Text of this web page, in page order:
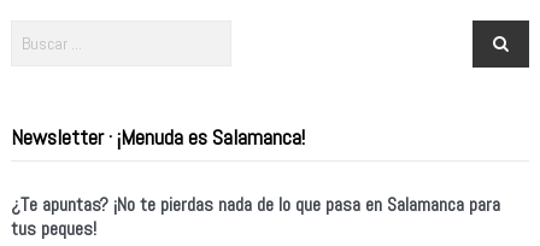
Newsletter · ¡Menuda es Salamanca!
¿Te apuntas? ¡No te pierdas nada de lo que pasa en Salamanca para
tus peques!